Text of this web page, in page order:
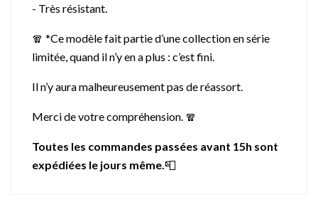
- Très résistant.
🧣 *Ce modèle fait partie d’une collection en série
limitée, quand il n’y en a plus : c’est fini.
Il n’y aura malheureusement pas de réassort.
Merci de votre compréhension. 🧣
Toutes les commandes passées avant 15h sont
expédiées le jours même. 📮